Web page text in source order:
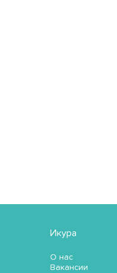
Икура
О нас
Вакансии